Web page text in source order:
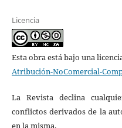
Licencia
Esta obra está bajo una
Atribución-NoComercial-
La Revista declina
conflictos derivados de la